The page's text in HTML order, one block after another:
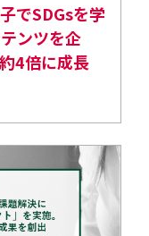
でSDGsを学
ンツを企
4倍に成長